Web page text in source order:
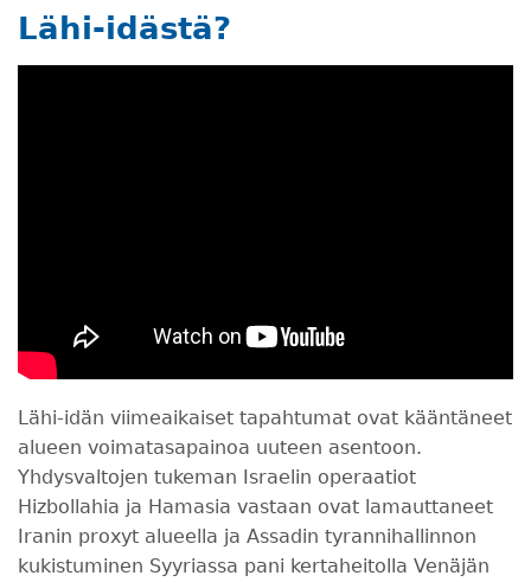
Lähi-idästä?
Lähi-idän viimeaikaiset tapahtumat ovat kääntäneet
alueen voimatasapainoa uuteen asentoon.
Yhdysvaltojen tukeman Israelin operaatiot
Hizbollahia ja Hamasia vastaan ovat lamauttaneet
Iranin proxyt alueella ja Assadin tyrannihallinnon
kukistuminen Syyriassa pani kertaheitolla Venäjän